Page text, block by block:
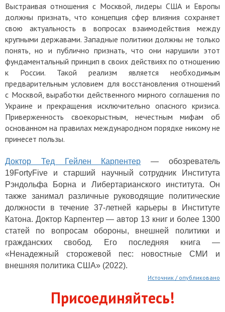
Выстраивая отношения с Москвой, лидеры США и Европы
должны признать, что концепция сфер влияния сохраняет
свою актуальность в вопросах взаимодействия между
крупными державами. Западные политики должны не только
понять, но и публично признать, что они нарушили этот
фундаментальный принцип в своих действиях по отношению
к России. Такой реализм является необходимым
предварительным условием для восстановления отношений
с Москвой, выработки действенного мирного соглашения по
Украине и прекращения исключительно опасного кризиса.
Приверженность своекорыстным, нечестным мифам об
основанном на правилах международном порядке никому не
принесет пользы.
Доктор Тед Гейлен Карпентер — обозреватель
19FortyFive и старший научный сотрудник Института
Рэндольфа Борна и Либертарианского института. Он
также занимал различные руководящие политические
должности в течение 37-летней карьеры в Институте
Катона. Доктор Карпентер — автор 13 книг и более 1300
статей по вопросам обороны, внешней политики и
гражданских свобод. Его последняя книга —
«Ненадежный сторожевой пес: новостные СМИ и
внешняя политика США» (2022).
Источник / опубликовано
Присоединяйтесь!